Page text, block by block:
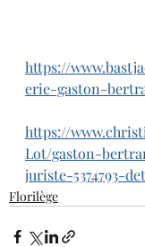
https://
erie-gaston-
https://
Lot/gaston-
juriste-5374793-
Florilège